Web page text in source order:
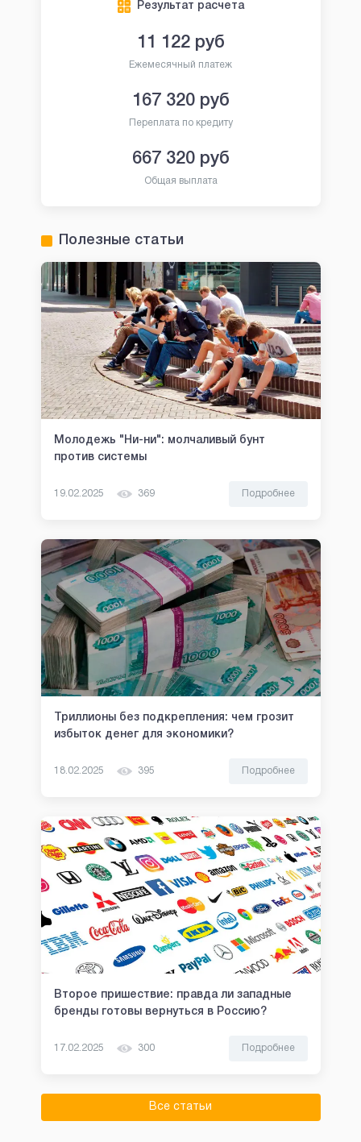
Результат расчета
11 122руб
Ежемесячный платеж
167 320руб
Переплата по кредиту
667 320руб
Общая выплата
Полезные статьи
Молодежь "Ни-ни": молчаливый бунт
против системы
19.02.2025 369 Подробнее
Триллионы без подкрепления: чем грозит
избыток денег для экономики?
18.02.2025 395 Подробнее
Второе пришествие: правда ли западные
бренды готовы вернуться в Россию?
17.02.2025 300 Подробнее
Все статьи